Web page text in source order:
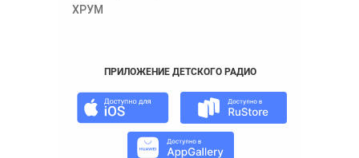
ХРУМ
ПРИЛОЖЕНИЕ ДЕТСКОГО РАДИО